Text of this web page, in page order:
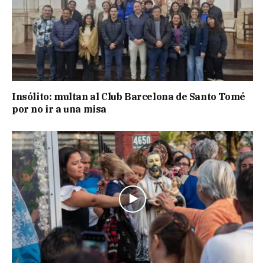
Insólito: multan al Club Barcelona de Santo Tomé
por no ir a una misa